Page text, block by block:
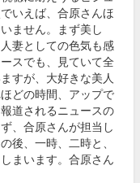
いえば、合原さんほ
ません。まず美し
妻としての色気も感
スでも、見ていて全
すが、大好きな美人
どの時間、アップで
道されるニュースの
、合原さんが担当し
後、一時、二時と、
まいます。合原さん